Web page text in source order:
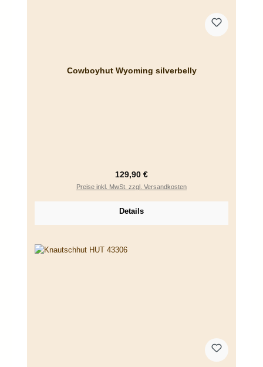
Cowboyhut Wyoming silverbelly
Regulärer Preis:
129,90 €
Preise inkl. MwSt. zzgl. Versandkosten
Details